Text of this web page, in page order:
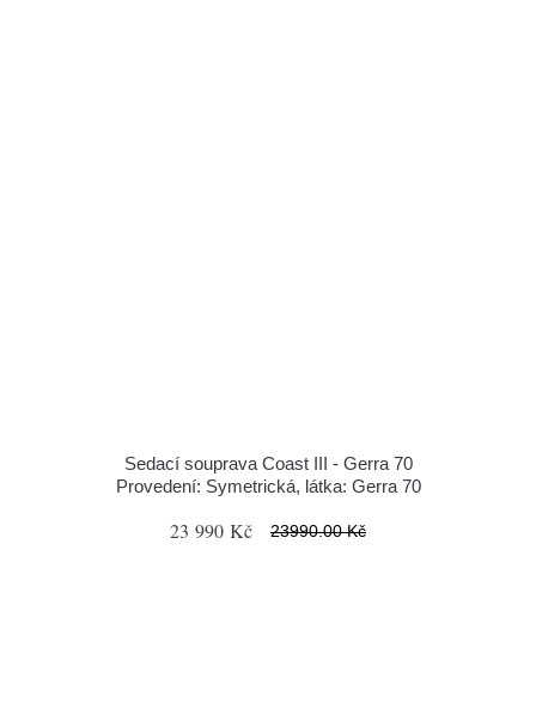
Sedací souprava Coast III - Gerra 70
Provedení: Symetrická, látka: Gerra 70
23 990 Kč 23990.00 Kč